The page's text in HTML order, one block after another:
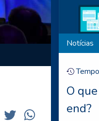
Notícias
O
end?